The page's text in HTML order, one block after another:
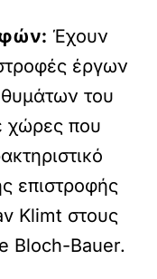
Έχουν
έργων
θυμάτων του
χώρες που
επιστροφής
Klimt στους
Bloch-Bauer.